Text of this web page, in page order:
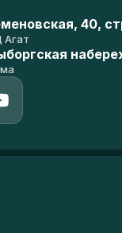
40,
Агат